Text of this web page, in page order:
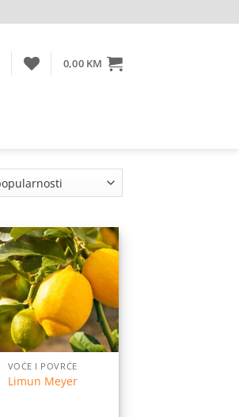
0,00 KM
Dodaj
na
listu
želja
VOĆE I POVRĆE
Limun Meyer